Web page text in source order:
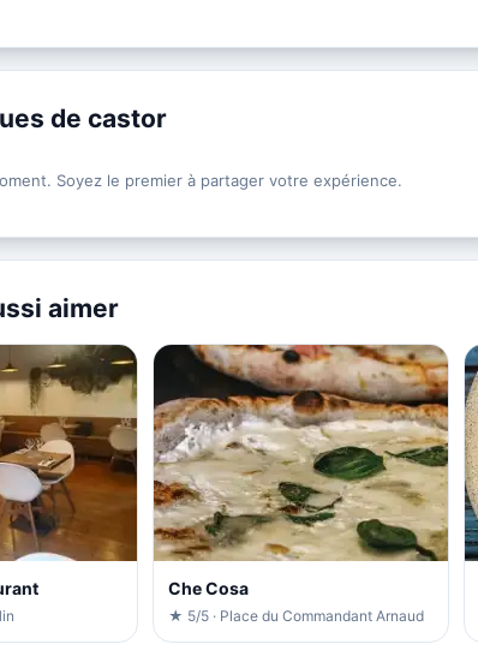
de castor
Soyez le premier à partager votre expérience.
aimer
Che Cosa
★ 5/5 · Place du Commandant Arnaud